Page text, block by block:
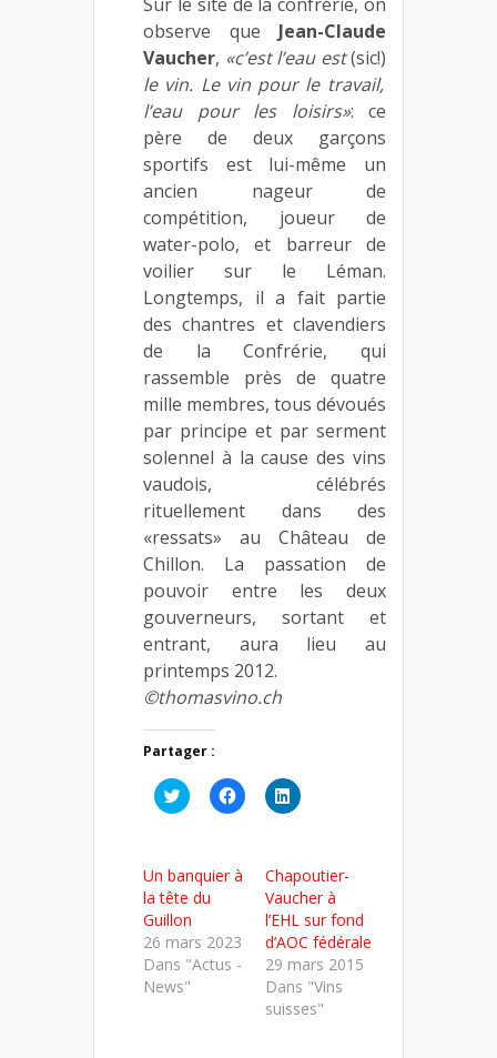
observe que Jean-Claude
Vaucher, «c’est l’eau est(sic!)
le vin. Le vin pour le travail,
l’eau pour les loisirs»: ce
père de deux garçons
sportifs est lui-même un
ancien nageur de
compétition, joueur de
water-polo, et barreur de
voilier sur le Léman.
Longtemps, il a fait partie
des chantres et clavendiers
de la Confrérie, qui
rassemble près de quatre
mille membres, tous dévoués
par principe et par serment
solennel à la cause des vins
vaudois, célébrés
rituellement dans des
«ressats» au Château de
Chillon. La passation de
pouvoir entre les deux
gouverneurs, sortant et
entrant, aura lieu au
printemps 2012.
©thomasvino.ch
Partager :
Cliquez
pour
une
nouvelle
fenêtre)
Cliquez
pour
dans
une
nouvelle
fenêtre)
Cliquez
pour
une
nouvelle
fenêtre)
Un banquier à
la tête du
Guillon
26 mars 2023
Dans "Actus -
News"
Chapoutier-
Vaucher à
l’EHL sur fond
d’AOC fédérale
29 mars 2015
Dans "Vins
suisses"